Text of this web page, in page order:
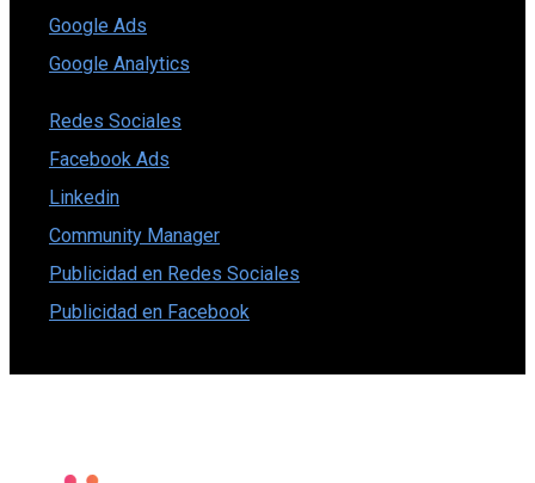
Google Ads
Google Analytics
Redes Sociales
Facebook Ads
Linkedin
Community Manager
Publicidad en Redes Sociales
Publicidad en Facebook